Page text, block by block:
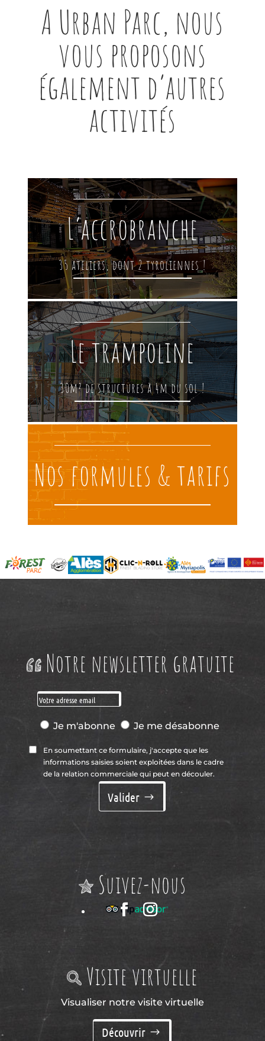
A Urban Parc, nous
vous proposons
également d’autres
activités
L’accrobranche
35 ateliers, dont 2 tyroliennes !
Le trampoline
30m² de structures à 4m du sol !
Nos formules & tarifs
Notre newsletter gratuite
Je m'abonne Je me désabonne
En soumettant ce formulaire, j'accepte que les
informations saisies soient exploitées dans le cadre
de la relation commerciale qui peut en découler.
Valider
Suivez-nous
Visite virtuelle
Visualiser notre visite virtuelle
Découvrir